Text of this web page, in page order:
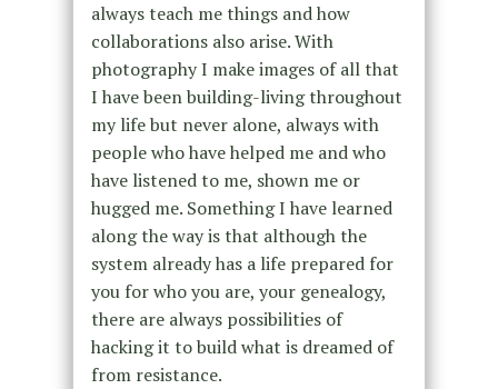
always teach me things and how
collaborations also arise. With
photography I make images of all that
I have been building-living throughout
my life but never alone, always with
people who have helped me and who
have listened to me, shown me or
hugged me. Something I have learned
along the way is that although the
system already has a life prepared for
you for who you are, your genealogy,
there are always possibilities of
hacking it to build what is dreamed of
from resistance.